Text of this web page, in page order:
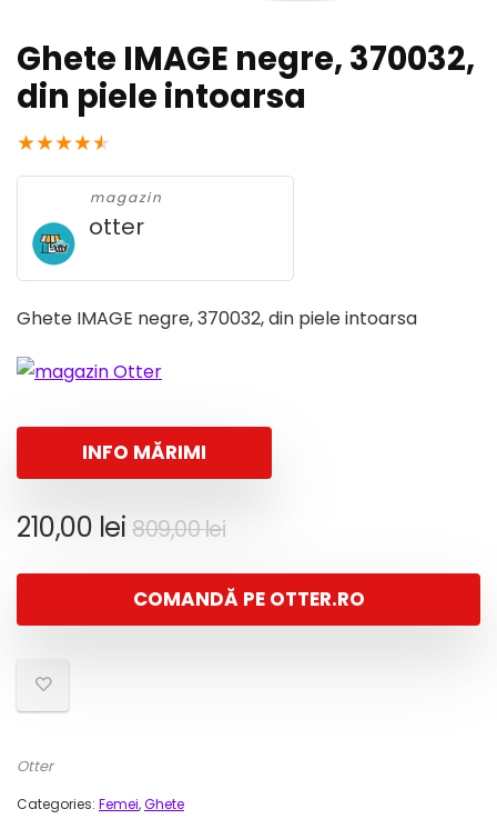
Ghete IMAGE negre, 370032,
din piele intoarsa
★★★★★
magazin
otter
Ghete IMAGE negre, 370032, din piele intoarsa
INFO MĂRIMI
809,00leiPrețul
a
fost:
210,00 lei
Prețul
este:
210,00 lei.
COMANDĂ PE OTTER.RO
Otter
Categories: Femei,Ghete